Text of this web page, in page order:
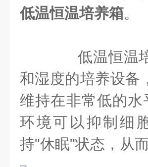
低温恒温培养箱。
低温恒温培
和湿度的培养设备
维持在非常低的
环境可以抑制细
持"休眠"状态，从